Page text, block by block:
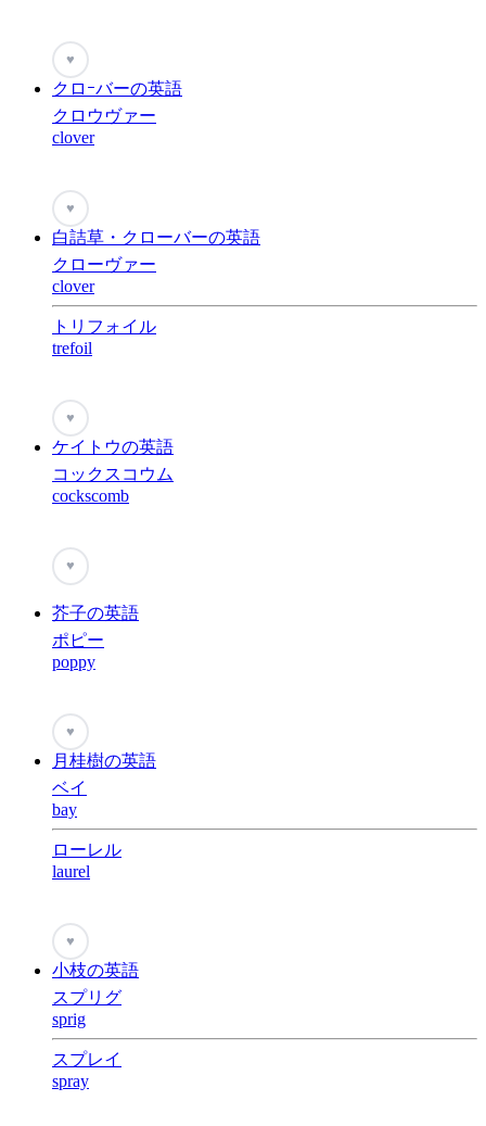
♥
クロｰバーの英語
クロウヴァー
clover
♥
白詰草・クローバーの英語
クローヴァー
clover
トリフォイル
trefoil
♥
ケイトウの英語
コックスコウム
cockscomb
♥
芥子の英語
ポピー
poppy
♥
月桂樹の英語
ベイ
bay
ローレル
laurel
♥
小枝の英語
スプリグ
sprig
スプレイ
spray